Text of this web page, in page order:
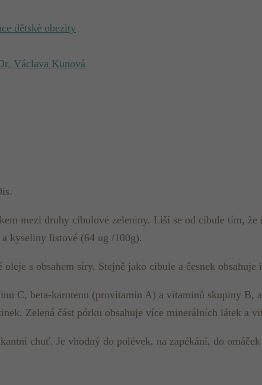
dětské obezity
Václava Kunová
mezi druhy cibulové zeleniny. Liší se od cibule tím,
kyseliny listové (64 ug /100g).
s obsahem síry. Stejně jako cibule a česnek
C, beta-karotenu (provitamin A) a vitaminů skupiny
Zelená část pórku obsahuje více minerálních látek a
chuť. Je vhodný do polévek, na zapékání, do